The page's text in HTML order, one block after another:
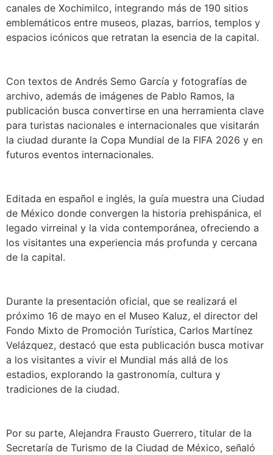
canales de Xochimilco, integrando más de 190 sitios
emblemáticos entre museos, plazas, barrios, templos y
espacios icónicos que retratan la esencia de la capital.
Con textos de Andrés Semo García y fotografías de
archivo, además de imágenes de Pablo Ramos, la
publicación busca convertirse en una herramienta clave
para turistas nacionales e internacionales que visitarán
la ciudad durante la Copa Mundial de la FIFA 2026 y en
futuros eventos internacionales.
Editada en español e inglés, la guía muestra una Ciudad
de México donde convergen la historia prehispánica, el
legado virreinal y la vida contemporánea, ofreciendo a
los visitantes una experiencia más profunda y cercana
de la capital.
Durante la presentación oficial, que se realizará el
próximo 16 de mayo en el Museo Kaluz, el director del
Fondo Mixto de Promoción Turística, Carlos Martínez
Velázquez, destacó que esta publicación busca motivar
a los visitantes a vivir el Mundial más allá de los
estadios, explorando la gastronomía, cultura y
tradiciones de la ciudad.
Por su parte, Alejandra Frausto Guerrero, titular de la
Secretaría de Turismo de la Ciudad de México, señaló